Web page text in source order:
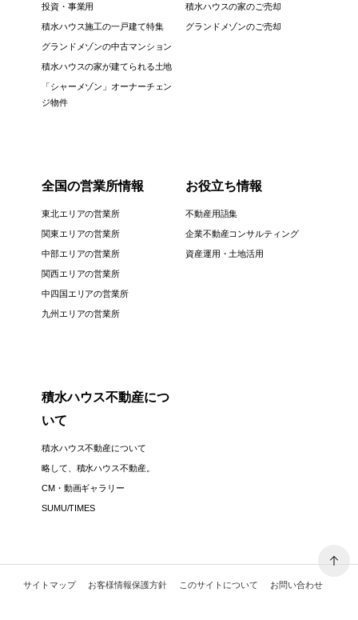
投資・事業用
積水ハウス施工の一戸建て特集
グランドメゾンの中古マンション
積水ハウスの家が建てられる土地
「シャーメゾン」オーナーチェン
ジ物件
積水ハウスの家のご売却
グランドメゾンのご売却
全国の営業所情報
東北エリアの営業所
関東エリアの営業所
中部エリアの営業所
関西エリアの営業所
中四国エリアの営業所
九州エリアの営業所
お役立ち情報
不動産用語集
企業不動産コンサルティング
資産運用・土地活用
積水ハウス不動産につ
いて
積水ハウス不動産について
略して、積水ハウス不動産。
CM・動画ギャラリー
SUMU/TIMES
サイトマップ お客様情報保護方針 このサイトについて お問い合わせ